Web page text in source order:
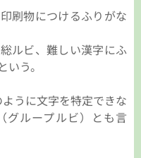
刷物につけるふりがな
ルビ、難しい漢字にふ
う。
うに文字を特定できな
グループルビ）とも言